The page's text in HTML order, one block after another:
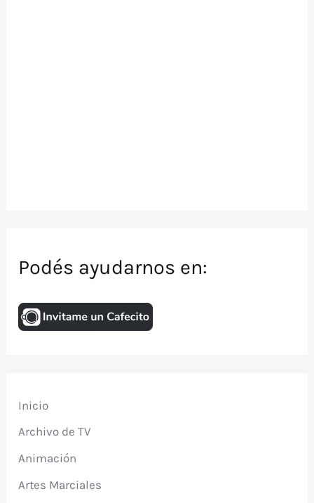
Podés ayudarnos en:
Inicio
Archivo de TV
Animación
Artes Marciales